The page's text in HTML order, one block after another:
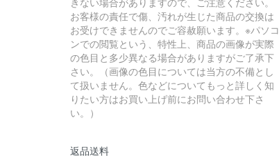
お客様の責任で傷、汚れが生じた商品の交換は
お受けできませんのでご容赦願います。※パソコ
ンでの閲覧という、特性上、商品の画像が実際
の色目と多少異なる場合がありますがご了承下
さい。（画像の色目については当方の不備とし
て扱いません。色などについてもっと詳しく知
りたい方はお買い上げ前にお問い合わせ下さ
い。）
返品送料